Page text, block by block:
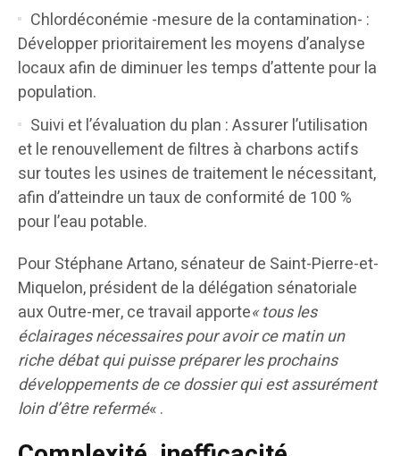
Chlordéconémie -mesure de la contamination- :
Développer prioritairement les moyens d’analyse
locaux afin de diminuer les temps d’attente pour la
population.
Suivi et l’évaluation du plan : Assurer l’utilisation
et le renouvellement de filtres à charbons actifs
sur toutes les usines de traitement le nécessitant,
afin d’atteindre un taux de conformité de 100 %
pour l’eau potable.
Pour Stéphane Artano, sénateur de Saint-Pierre-et-
Miquelon, président de la délégation sénatoriale
aux Outre-mer, ce travail apporte« tous les
éclairages nécessaires pour avoir ce matin un
riche débat qui puisse préparer les prochains
développements de ce dossier qui est assurément
loin d’être refermé« .